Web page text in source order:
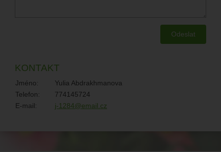
KONTAKT
Jméno:
Yulia Abdrakhmanova
Telefon:
774145724
E-mail:
j-1284@email.cz